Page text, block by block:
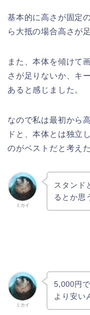
基本的に高さが固定
ら大抵の場合高さが
また、本体を傾けて
さが足りないか、キ
あると感じました。
なので私は最初から
ドと、本体とは独立
のがベストだと考え
ミカイ
スタンド
るとか思
ミカイ
5,000円
より安い